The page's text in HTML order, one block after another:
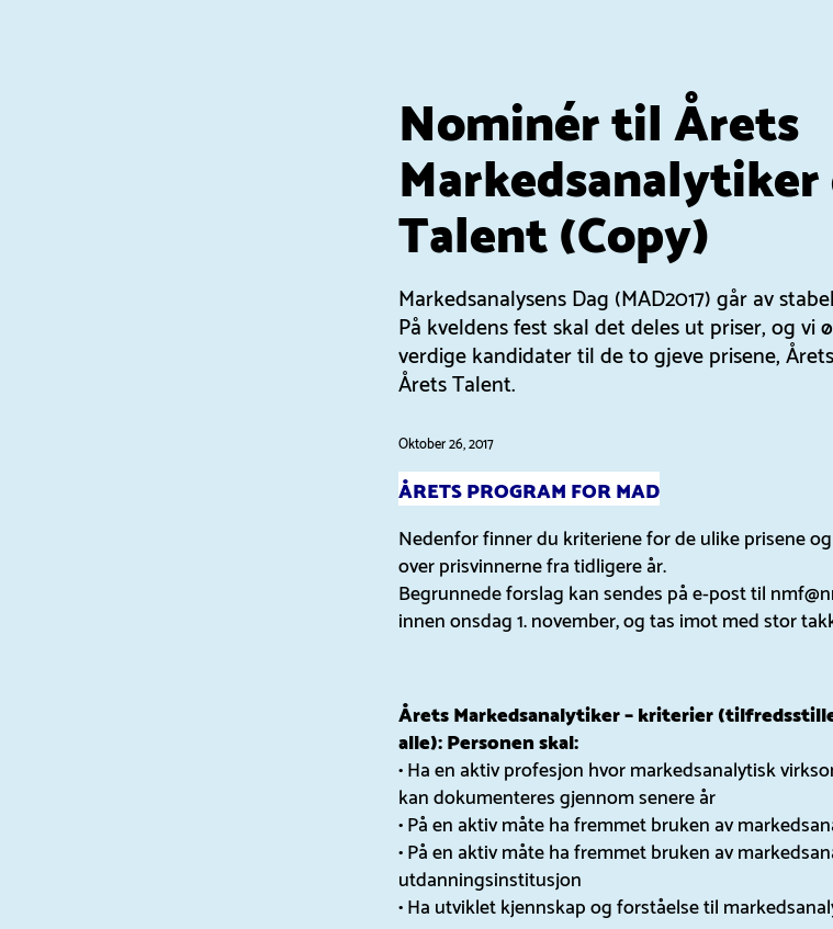
Nominér til Årets
Talent (Copy)
Markedsanalysens Dag (MAD2017) går av
På kveldens fest skal det deles ut priser, og vi
verdige kandidater til de to gjeve prisene,
Årets Talent.
Oktober 26, 2017
ÅRETS PROGRAM FOR MAD
Nedenfor finner du kriteriene for de ulike prisene
over prisvinnerne fra tidligere år.
Begrunnede forslag kan sendes på e-post til
innen onsdag 1. november, og tas imot med stor
Årets Markedsanalytiker – kriterier
alle): Personen skal:
• Ha en aktiv profesjon hvor markedsanalytisk
kan dokumenteres gjennom senere år
• På en aktiv måte ha fremmet bruken av
• På en aktiv måte ha fremmet bruken av
utdanningsinstitusjon
• Ha utviklet kjennskap og forståelse til